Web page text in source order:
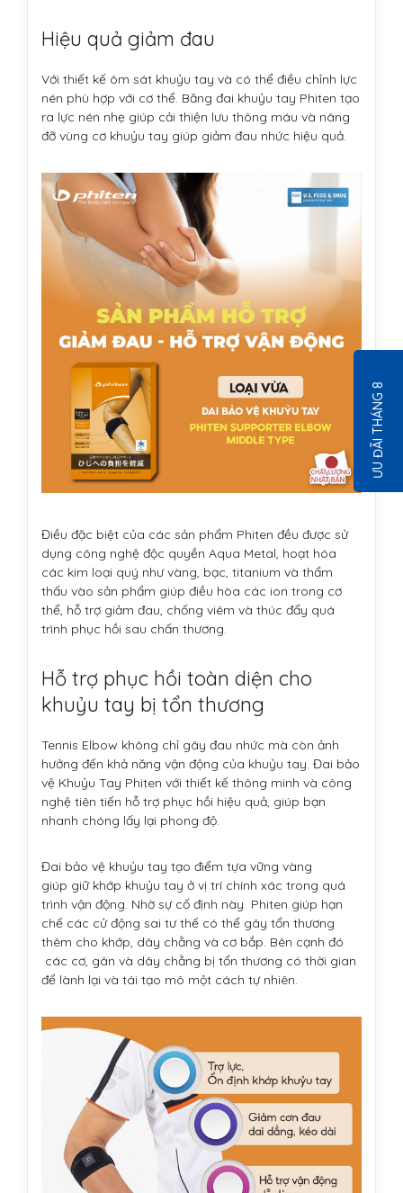
Hiệu quả giảm đau
Với thiết kế ôm sát khuỷu tay và có thể điều chỉnh lực
nén phù hợp với cơ thể. Băng đai khuỷu tay Phiten tạo
ra lực nén nhẹ giúp cải thiện lưu thông máu và nâng
đỡ vùng cơ khuỷu tay giúp giảm đau nhức hiệu quả.
Điều đặc biệt của các sản phẩm Phiten đều được sử
dụng công nghệ độc quyền Aqua Metal, hoạt hóa
các kim loại quý như vàng, bạc, titanium và thẩm
thấu vào sản phẩm giúp điều hòa các ion trong cơ
thể, hỗ trợ giảm đau, chống viêm và thúc đẩy quá
trình phục hồi sau chấn thương.
Hỗ trợ phục hồi toàn diện cho
khuỷu tay bị tổn thương
Tennis Elbow không chỉ gây đau nhức mà còn ảnh
hưởng đến khả năng vận động của khuỷu tay. Đai bảo
vệ Khuỷu Tay Phiten với thiết kế thông minh và công
nghệ tiên tiến hỗ trợ phục hồi hiệu quả, giúp bạn
nhanh chóng lấy lại phong độ.
Đai bảo vệ khuỷu tay tạo điểm tựa vững vàng
giúp giữ khớp khuỷu tay ở vị trí chính xác trong quá
trình vận động. Nhờ sự cố định này Phiten giúp hạn
chế các cử động sai tư thế có thể gây tổn thương
thêm cho khớp, dây chằng và cơ bắp. Bên cạnh đó
các cơ, gân và dây chằng bị tổn thương có thời gian
để lành lại và tái tạo mô một cách tự nhiên.
ƯU ĐÃI THÁNG 8